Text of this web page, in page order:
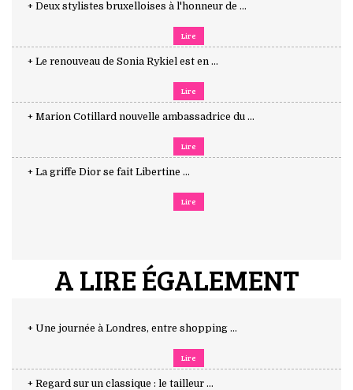
+ Deux stylistes bruxelloises à l'honneur de ...
Lire
+ Le renouveau de Sonia Rykiel est en ...
Lire
+ Marion Cotillard nouvelle ambassadrice du ...
Lire
+ La griffe Dior se fait Libertine ...
Lire
A LIRE ÉGALEMENT
+ Une journée à Londres, entre shopping ...
Lire
+ Regard sur un classique : le tailleur ...